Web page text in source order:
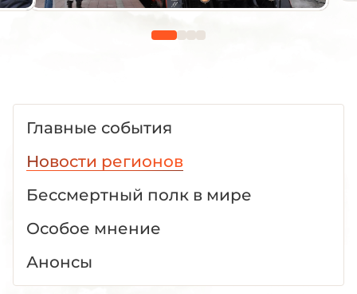
Главные события
Новости регионов
Бессмертный полк в мире
Особое мнение
Анонсы